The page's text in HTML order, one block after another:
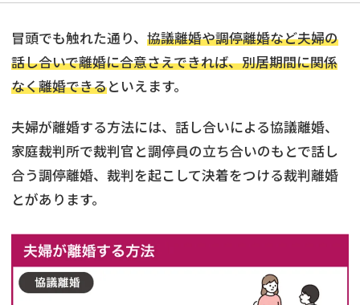
冒頭でも触れた通り、 協議離婚や調停離婚など夫婦の
話し合いで離婚に合意さえできれば、別居期間に関係
なく離婚できるといえます。
夫婦が離婚する方法には、話し合いによる協議離婚、
家庭裁判所で裁判官と調停員の立ち合いのもとで話し
合う調停離婚、裁判を起こして決着をつける裁判離婚
とがあります。